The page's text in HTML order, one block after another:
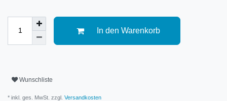
In den Warenkorb
Wunschliste
* inkl. ges. MwSt. zzgl. Versandkosten